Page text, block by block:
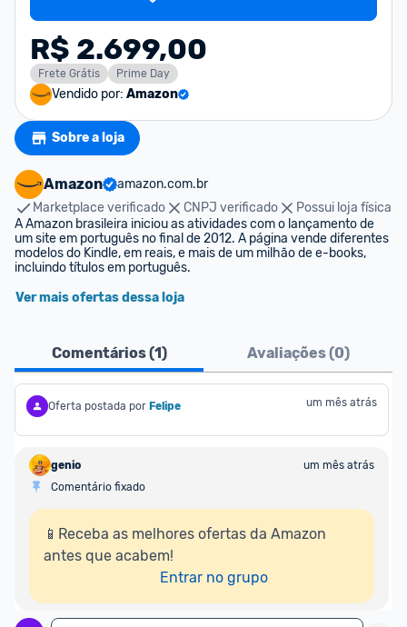
R$ 2.699,00
Frete Grátis Prime Day
Vendido por: Amazon
Sobre a loja
Amazon
amazon.com.br
Marketplace verificado
CNPJ verificado
Possui loja física
A Amazon brasileira iniciou as atividades com o lançamento de
um site em português no final de 2012. A página vende diferentes
modelos do Kindle, em reais, e mais de um milhão de e-books,
incluindo títulos em português.
Ver mais ofertas dessa loja
Comentários (1) Avaliações (0)
Oferta postada por Felipe um mês atrás
genio
um mês atrás
Comentário fixado
📱Receba as melhores ofertas da Amazon
antes que acabem!
Entrar no grupo